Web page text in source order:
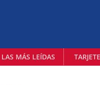
LAS MÁS LEÍDAS